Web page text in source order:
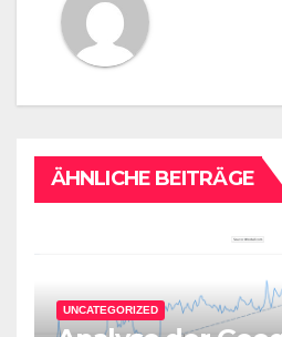
ÄHNLICHE BEITRÄGE
UNCATEGORIZED